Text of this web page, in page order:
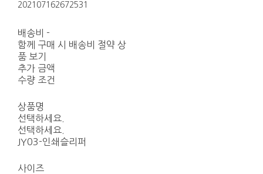
202107162672531
배송비 -
함께 구매 시 배송비 절약 상
품 보기
추가 금액
수량 조건
상품명
선택하세요.
선택하세요.
JY03-인쇄슬리퍼
사이즈